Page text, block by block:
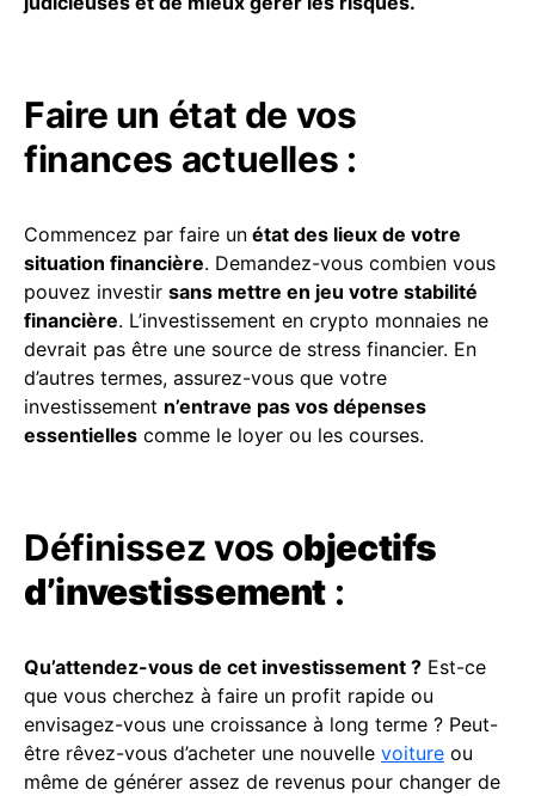
Faire un état de vos
finances actuelles :
Commencez par faire un état des lieux de votre
situation financière. Demandez-vous combien vous
pouvez investir sans mettre en jeu votre stabilité
financière. L’investissement en crypto monnaies ne
devrait pas être une source de stress financier. En
d’autres termes, assurez-vous que votre
investissement n’entrave pas vos dépenses
essentielles comme le loyer ou les courses.
Définissez vos objectifs
d’investissement :
Qu’attendez-vous de cet investissement ? Est-ce
que vous cherchez à faire un profit rapide ou
envisagez-vous une croissance à long terme ? Peut-
être rêvez-vous d’acheter une nouvelle voiture ou
même de générer assez de revenus pour changer de